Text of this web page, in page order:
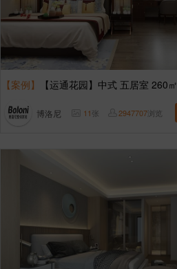
【案例】 【运通花园】中式 五居室 260㎡
博洛尼 11张 2947707浏览